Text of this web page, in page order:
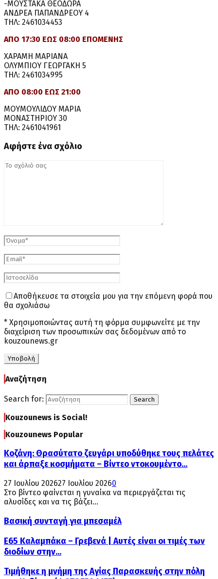
-ΜΟΥΣΤΑΚΑ ΘΕΟΔΩΡΑ
ΑΝΔΡΕΑ ΠΑΠΑΝΔΡΕΟΥ 4
ΤΗΛ: 2461034453
ΑΠΟ 17:30 ΕΩΣ 08:00 ΕΠΟΜΕΝΗΣ
ΧΑΡΑΜΗ ΜΑΡΙΑΝΑ
ΟΛΥΜΠΙΟΥ ΓΕΩΡΓΑΚΗ 5
ΤΗΛ: 2461034995
ΑΠΟ 08:00 ΕΩΣ 21:00
ΜΟΥΜΟΥΛΙΔΟΥ ΜΑΡΙΑ
ΜΟΝΑΣΤΗΡΙΟΥ 30
ΤΗΛ: 2461041961
Αφήστε ένα σχόλιο
Αποθήκευσε τα στοιχεία μου για την επόμενη φορά που
θα σχολιάσω
* Χρησιμοποιώντας αυτή τη φόρμα συμφωνείτε με την
διαχείριση των προσωπικών σας δεδομένων από το
kouzounews.gr
Αναζήτηση
Search for: Search
Kouzounews is Social!
Kouzounews Popular
Κοζάνη: Θρασύτατο ζευγάρι υποδύθηκε τους πελάτες
και άρπαξε κοσμήματα – Βίντεο ντοκουμέντο...
27 Ιουλίου 202627 Ιουλίου 20260
Στο βίντεο φαίνεται η γυναίκα να περιεργάζεται τις
αλυσίδες και να τις βάζει...
Βασική συνταγή για μπεσαμέλ
Ε65 Καλαμπάκα – Γρεβενά | Αυτές είναι οι τιμές των
διοδίων στην...
Τιμήθηκε η μνήμη της Αγίας Παρασκευής στην πόλη